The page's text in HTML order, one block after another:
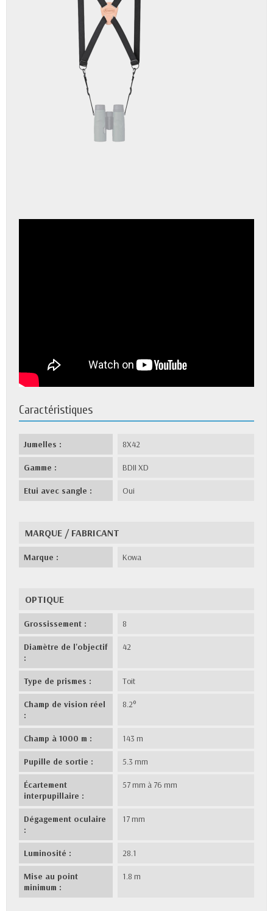
Caractéristiques
Jumelles : 8X42
Gamme : BDII XD
Etui avec sangle : Oui
MARQUE / FABRICANT
Marque : Kowa
OPTIQUE
Grossissement : 8
Diamètre de l'objectif
:
42
Type de prismes : Toit
Champ de vision réel
:
8.2°
Champ à 1000 m : 143 m
Pupille de sortie : 5.3 mm
Écartement
interpupillaire :
57 mm à 76 mm
Dégagement oculaire
:
17 mm
Luminosité : 28.1
Mise au point
minimum :
1.8 m